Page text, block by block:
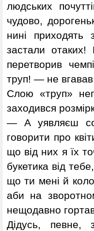
людських
чудово,
нині
застали
перетворив
труп! — не вгавав
Слою «труп»
заходився
— А уявляєш
говорити про
що від них я їх
букетика від
що ти мені й
аби на
нещодавно
Дідусь, певне,